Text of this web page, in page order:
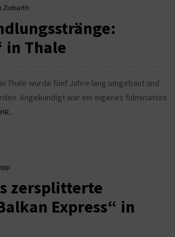
Ziebarth
in Thale
Thale wurde fünf Jahre lang umgebaut und
Angekündigt war ein eigenes fulminantes
zersplitterte
Express“ in